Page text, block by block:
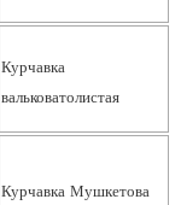
Курчавка
вальковатолистая
Курчавка Мушкетова